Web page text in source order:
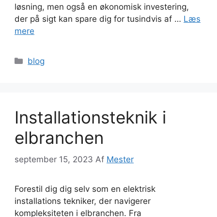
løsning, men også en økonomisk investering,
der på sigt kan spare dig for tusindvis af … Læs
mere
Kategorier
blog
Installationsteknik i
elbranchen
september 15, 2023 Af Mester
Forestil dig dig selv som en elektrisk
installations tekniker, der navigerer
kompleksiteten i elbranchen. Fra